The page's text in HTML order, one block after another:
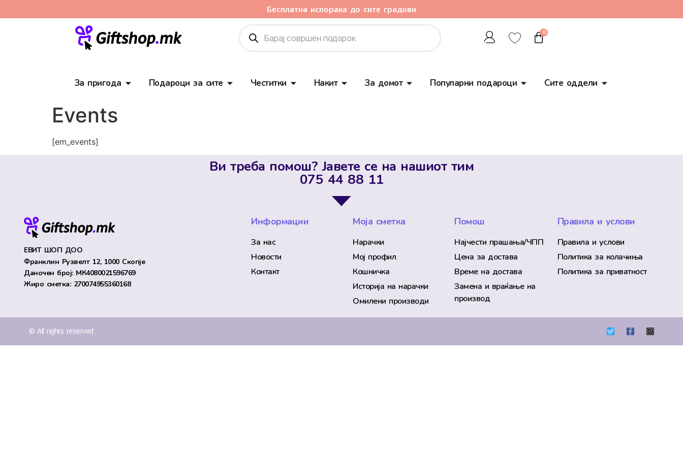
Бесплатна испорака до сите градови
0
За пригода Подароци за сите Честитки Накит За домот Популарни подароци Сите оддели
Events
[em_events]
Ви треба помош? Јавете се на нашиот тим
075 44 88 11
ЕВИТ ШОП ДОО
Франклин Рузвелт 12, 1000 Скопје
Даночен број: МК4080021596769
Жиро сметка: 270074955360168
Информации
За нас
Новости
Контакт
Моја сметка
Нарачки
Мој профил
Кошничка
Историја на нарачки
Омилени производи
Помош
Најчести прашања/ЧПП
Цена за достава
Време на достава
Замена и враќање на
производ
Правила и услови
Правила и услови
Политика за колачиња
Политика за приватност
© All rights reserved